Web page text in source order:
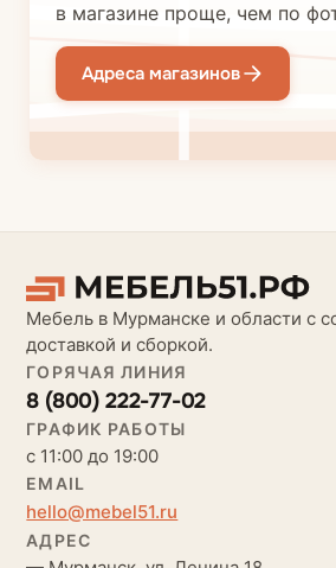
в магазине проще, чем по
Адреса магазинов
Мебель в Мурманске и области с
доставкой и сборкой.
ГОРЯЧАЯ ЛИНИЯ
8 (800) 222-77-02
ГРАФИК РАБОТЫ
с 11:00 до 19:00
EMAIL
hello@mebel51.ru
АДРЕС